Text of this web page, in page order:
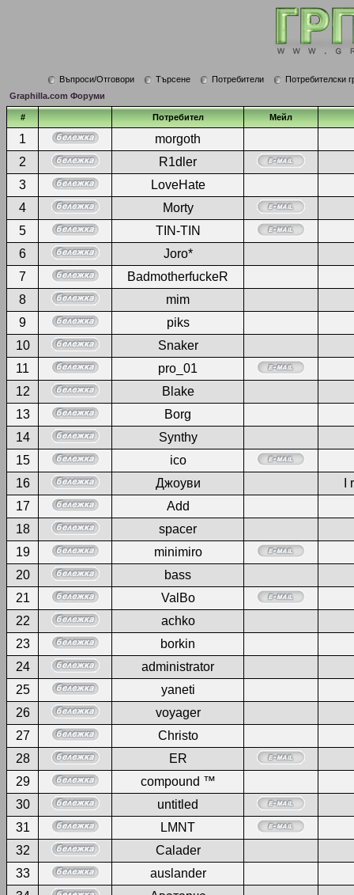
Въпроси/Отговори Търсене Потребители
Потребителски
Graphilla.com Форуми
# Потребител Мейл
1
morgoth
2
R1dler
3
LoveHate
4
Morty
5
TIN-TIN
6
Joro*
7
BadmotherfuckeR
8
mim
9
piks
10
Snaker
11
pro_01
12
Blake
13
Borg
14
Synthy
15
ico
16
Джоуви
17
Add
18
spacer
19
minimiro
20
bass
21
ValBo
22
achko
23
borkin
24
administrator
25
yaneti
26
voyager
27
Christo
28
ER
29
compound ™
30
untitled
31
LMNT
32
Calader
33
auslander